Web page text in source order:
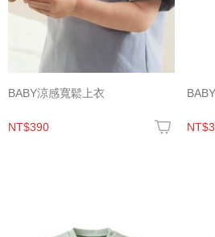
BABY涼感寬鬆上衣
NT$390